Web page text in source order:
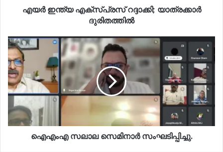
എയർ ഇന്ത്യ എക്സ്പ്രസ് റദ്ദാക്കി; യാത്രക്കാർ
ദുരിതത്തിൽ
ഐഎംഎ സലാല സെമിനാർ സംഘടിപ്പിച്ചു.